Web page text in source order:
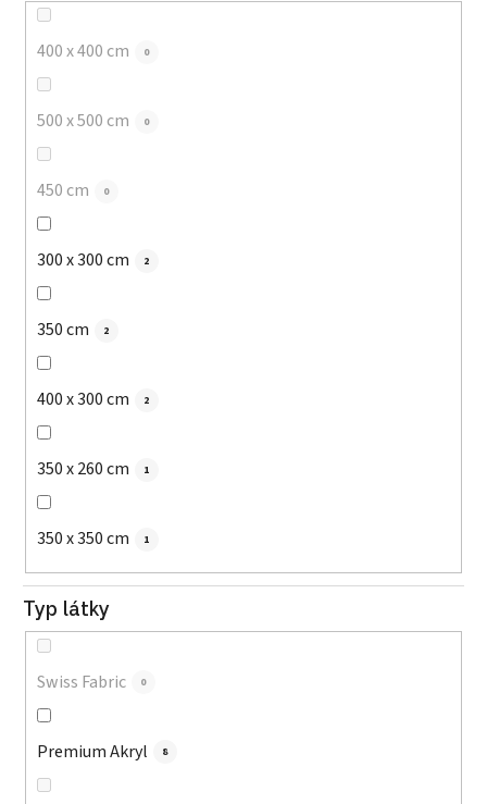
400 x 400 cm 0
500 x 500 cm 0
450 cm 0
300 x 300 cm 2
350 cm 2
400 x 300 cm 2
350 x 260 cm 1
350 x 350 cm 1
Typ látky
Swiss Fabric 0
Premium Akryl 8